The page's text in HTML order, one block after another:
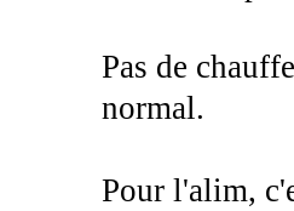
Pas de
normal.
Pour l'alim,